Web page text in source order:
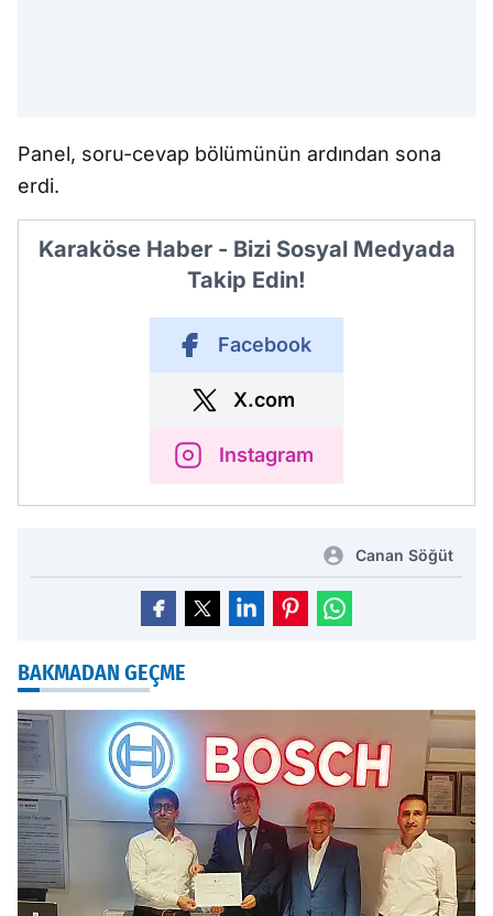
Panel, soru-cevap bölümünün ardından sona
erdi.
Karaköse Haber - Bizi Sosyal Medyada
Takip Edin!
Facebook
X.com
Instagram
Canan Söğüt
BAKMADAN GEÇME